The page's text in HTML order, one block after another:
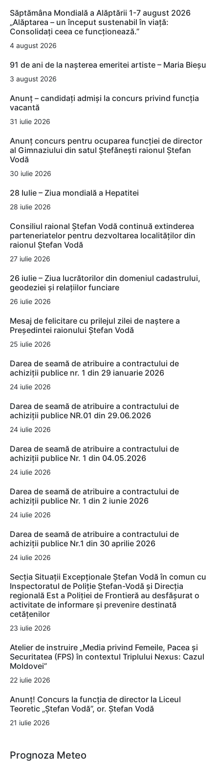
Săptămâna Mondială a Alăptării 1-7 august 2026
„Alăptarea – un început sustenabil în viață:
Consolidați ceea ce funcționează.”
4 august 2026
91 de ani de la nașterea emeritei artiste – Maria Bieșu
3 august 2026
Anunț – candidați admiși la concurs privind funcția
vacantă
31 iulie 2026
Anunț concurs pentru ocuparea funcției de director
al Gimnaziului din satul Ștefănești raionul Ștefan
Vodă
30 iulie 2026
28 Iulie – Ziua mondială a Hepatitei
28 iulie 2026
Consiliul raional Ștefan Vodă continuă extinderea
parteneriatelor pentru dezvoltarea localităților din
raionul Ștefan Vodă
27 iulie 2026
26 iulie – Ziua lucrătorilor din domeniul cadastrului,
geodeziei și relațiilor funciare
26 iulie 2026
Mesaj de felicitare cu prilejul zilei de naștere a
Președintei raionului Ștefan Vodă
25 iulie 2026
Darea de seamă de atribuire a contractului de
achiziții publice nr. 1 din 29 ianuarie 2026
24 iulie 2026
Darea de seamă de atribuire a contractului de
achiziții publice NR.01 din 29.06.2026
24 iulie 2026
Darea de seamă de atribuire a contractului de
achiziții publice Nr. 1 din 04.05.2026
24 iulie 2026
Darea de seamă de atribuire a contractului de
achiziții publice Nr. 1 din 2 iunie 2026
24 iulie 2026
Darea de seamă de atribuire a contractului de
achiziții publice Nr.1 din 30 aprilie 2026
24 iulie 2026
Secția Situații Excepționale Ștefan Vodă în comun cu
Inspectoratul de Poliție Ștefan-Vodă și Direcția
regională Est a Poliției de Frontieră au desfășurat o
activitate de informare și prevenire destinată
cetățenilor
23 iulie 2026
Atelier de instruire „Media privind Femeile, Pacea și
Securitatea (FPS) în contextul Triplului Nexus: Cazul
Moldovei”
22 iulie 2026
Anunț! Concurs la funcția de director la Liceul
Teoretic „Ștefan Vodă”, or. Ștefan Vodă
21 iulie 2026
Prognoza Meteo